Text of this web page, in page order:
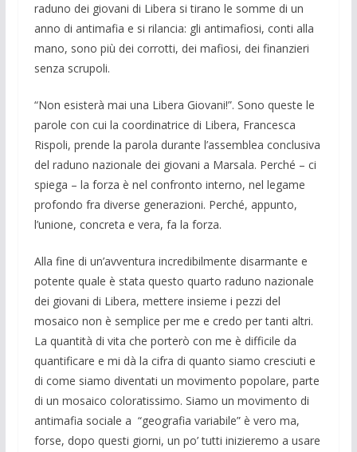
raduno dei giovani di Libera si tirano le somme di un
anno di antimafia e si rilancia: gli antimafiosi, conti alla
mano, sono più dei corrotti, dei mafiosi, dei finanzieri
senza scrupoli.
“Non esisterà mai una Libera Giovani!”. Sono queste le
parole con cui la coordinatrice di Libera, Francesca
Rispoli, prende la parola durante l’assemblea conclusiva
del raduno nazionale dei giovani a Marsala. Perché – ci
spiega – la forza è nel confronto interno, nel legame
profondo fra diverse generazioni. Perché, appunto,
l’unione, concreta e vera, fa la forza.
Alla fine di un’avventura incredibilmente disarmante e
potente quale è stata questo quarto raduno nazionale
dei giovani di Libera, mettere insieme i pezzi del
mosaico non è semplice per me e credo per tanti altri.
La quantità di vita che porterò con me è difficile da
quantificare e mi dà la cifra di quanto siamo cresciuti e
di come siamo diventati un movimento popolare, parte
di un mosaico coloratissimo. Siamo un movimento di
antimafia sociale a “geografia variabile” è vero ma,
forse, dopo questi giorni, un po’ tutti inizieremo a usare